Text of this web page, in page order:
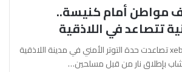
مواطن أمام كنيسة..
تتصاعد في اللاذقية
سوز خليل ـ xeber24.net تصاعدت حدة التوتر الأمني في مدينة اللاذقية
بإطلاق نار من قبل مسلحين…